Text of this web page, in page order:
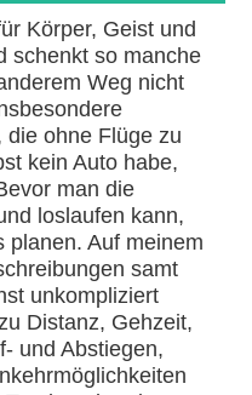
Körper, Geist und
schenkt so manche
Weg nicht
die ohne Flüge zu
kein Auto habe,
man die
loslaufen kann,
planen. Auf meinem
samt
unkompliziert
Distanz, Gehzeit,
und Abstiegen,